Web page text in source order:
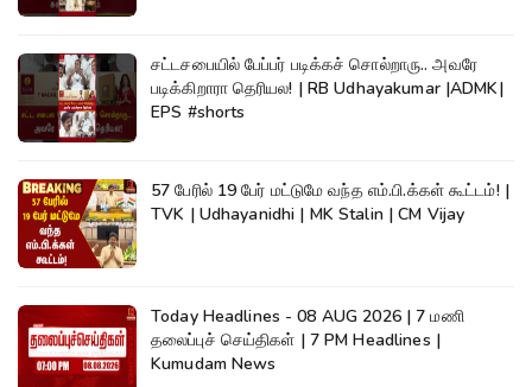
சட்டசபையில் பேப்பர் படிக்கச் சொல்றாரு.. அவரே
படிக்கிறாரா தெரியல! | RB Udhayakumar |ADMK|
EPS #shorts
57 பேரில் 19 பேர் மட்டுமே வந்த எம்.பி.க்கள் கூட்டம்! |
TVK | Udhayanidhi | MK Stalin | CM Vijay
Today Headlines - 08 AUG 2026 | 7 மணி
தலைப்புச் செய்திகள் | 7 PM Headlines |
Kumudam News